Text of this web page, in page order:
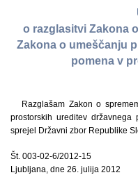
o razglasitvi Zakona
Zakona o umeščanju
pomena v
Razglašam Zakon o
prostorskih ureditev
sprejel Državni zbor Republike
Št. 003-02-6/2012-15
Ljubljana, dne 26. julija 2012